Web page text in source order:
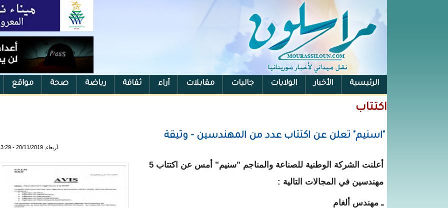
الرئيسية الأخبار الولايات جاليات مقابلات آراء ثقافة رياضة صحة مواقع
الفيس بوك
اكتتاب
"اسنيم" تعلن عن اكتتاب عدد من المهندسين - وثيقة
أربعاء, 20/11/2019 - 13:29
أعلنت الشركة الوطنية للصناعة والمناجم "سنيم" أمس عن اكتتاب 5
مهندسين في المجالات التالية :
ـ مهندس ألغام